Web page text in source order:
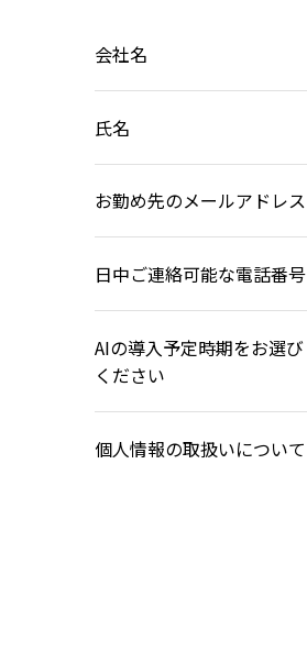
会社名
氏名
お勤め先のメールアドレス
日中ご連絡可能な電話番号
AIの導入予定時期をお選び
ください
個人情報の取扱いについて